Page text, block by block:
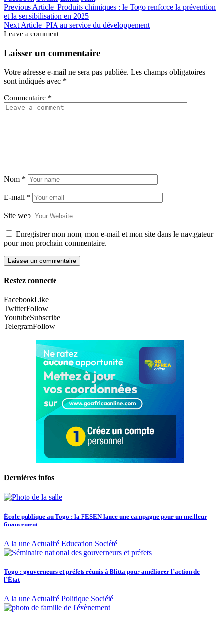
Previous Article Produits chimiques : le Togo renforce la prévention
et la sensibilisation en 2025
Next Article PIA au service du développement
Leave a comment
Laisser un commentaire
Votre adresse e-mail ne sera pas publiée. Les champs obligatoires
sont indiqués avec *
Commentaire *
Nom *
E-mail *
Site web
Enregistrer mon nom, mon e-mail et mon site dans le navigateur
pour mon prochain commentaire.
Restez connecté
FacebookLike
TwitterFollow
YoutubeSubscribe
TelegramFollow
Dernières infos
École publique au Togo : la FESEN lance une campagne pour un meilleur
financement
A la une Actualité Education Société
Togo : gouverneurs et préfets réunis à Blitta pour améliorer l’action de
l’État
A la une Actualité Politique Société